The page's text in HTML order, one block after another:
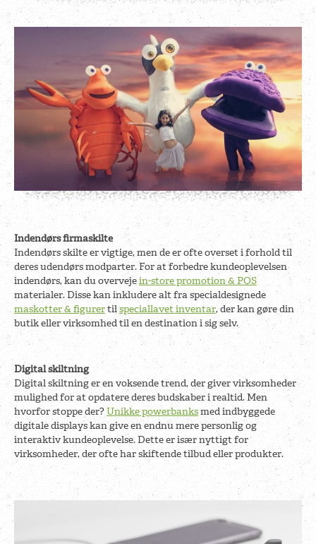
Indendørs firmaskilte
Indendørs skilte er vigtige, men de er ofte overset i forhold til
deres udendørs modparter. For at forbedre kundeoplevelsen
indendørs, kan du overvejein-store promotion & POS
materialer. Disse kan inkludere alt fra specialdesignede
maskotter & figurertilspeciallavet inventar, der kan gøre din
butik eller virksomhed til en destination i sig selv.
Digital skiltning
Digital skiltning er en voksende trend, der giver virksomheder
mulighed for at opdatere deres budskaber i realtid. Men
hvorfor stoppe der?Unikke powerbanksmed indbyggede
digitale displays kan give en endnu mere personlig og
interaktiv kundeoplevelse. Dette er især nyttigt for
virksomheder, der ofte har skiftende tilbud eller produkter.